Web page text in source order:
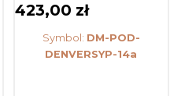
423,00 zł
Symbol: DM-POD-
DENVERSYP-14a